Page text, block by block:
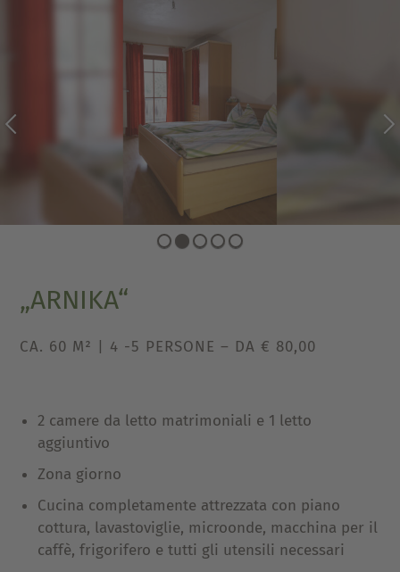
„ARNIKA“
CA. 60 M² | 4 -5 PERSONE – DA € 80,00
2 camere da letto matrimoniali e 1 letto
aggiuntivo
Zona giorno
Cucina completamente attrezzata con piano
cottura, lavastoviglie, microonde, macchina per il
caffè, frigorifero e tutti gli utensili necessari